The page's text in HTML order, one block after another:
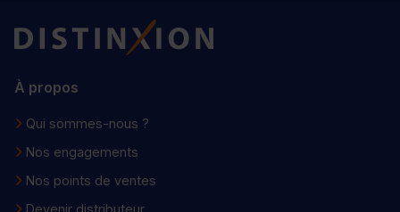
Distinxion
À propos
Qui sommes-nous ?
Nos engagements
Nos points de ventes
Devenir distributeur